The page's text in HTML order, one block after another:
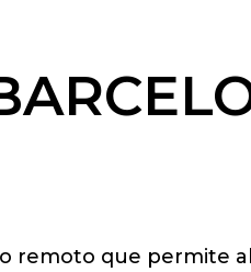
remoto que permite